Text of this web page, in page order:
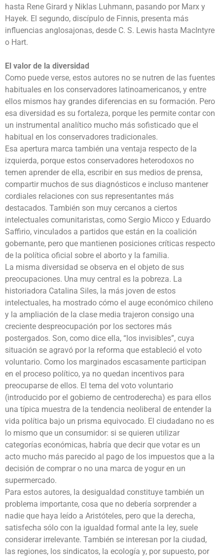
hasta Rene Girard y Niklas Luhmann, pasando por Marx y
Hayek. El segundo, discípulo de Finnis, presenta más
influencias anglosajonas, desde C. S. Lewis hasta MacIntyre
o Hart.
El valor de la diversidad
Como puede verse, estos autores no se nutren de las fuentes
habituales en los conservadores latinoamericanos, y entre
ellos mismos hay grandes diferencias en su formación. Pero
esa diversidad es su fortaleza, porque les permite contar con
un instrumental analítico mucho más sofisticado que el
habitual en los conservadores tradicionales.
Esa apertura marca también una ventaja respecto de la
izquierda, porque estos conservadores heterodoxos no
temen aprender de ella, escribir en sus medios de prensa,
compartir muchos de sus diagnósticos e incluso mantener
cordiales relaciones con sus representantes más
destacados. También son muy cercanos a ciertos
intelectuales comunitaristas, como Sergio Micco y Eduardo
Saffirio, vinculados a partidos que están en la coalición
gobernante, pero que mantienen posiciones críticas respecto
de la política oficial sobre el aborto y la familia.
La misma diversidad se observa en el objeto de sus
preocupaciones. Una muy central es la pobreza. La
historiadora Catalina Siles, la más joven de estos
intelectuales, ha mostrado cómo el auge económico chileno
y la ampliación de la clase media trajeron consigo una
creciente despreocupación por los sectores más
postergados. Son, como dice ella, “los invisibles”, cuya
situación se agravó por la reforma que estableció el voto
voluntario. Como los marginados escasamente participan
en el proceso político, ya no quedan incentivos para
preocuparse de ellos. El tema del voto voluntario
(introducido por el gobierno de centroderecha) es para ellos
una típica muestra de la tendencia neoliberal de entender la
vida política bajo un prisma equivocado. El ciudadano no es
lo mismo que un consumidor: si se quieren utilizar
categorías económicas, habría que decir que votar es un
acto mucho más parecido al pago de los impuestos que a la
decisión de comprar o no una marca de yogur en un
supermercado.
Para estos autores, la desigualdad constituye también un
problema importante, cosa que no debería sorprender a
nadie que haya leído a Aristóteles, pero que la derecha,
satisfecha sólo con la igualdad formal ante la ley, suele
considerar irrelevante. También se interesan por la ciudad,
las regiones, los sindicatos, la ecología y, por supuesto, por